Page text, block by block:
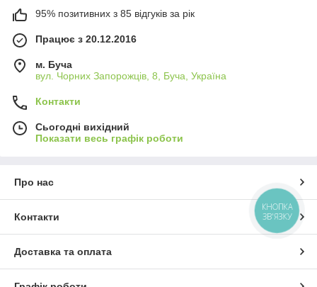
95% позитивних з 85 відгуків за рік
Працює з 20.12.2016
м. Буча
вул. Чорних Запорожців, 8, Буча, Україна
Контакти
Сьогодні вихідний
Показати весь графік роботи
Про нас
Контакти
Доставка та оплата
КНОПКА
ЗВ'ЯЗКУ